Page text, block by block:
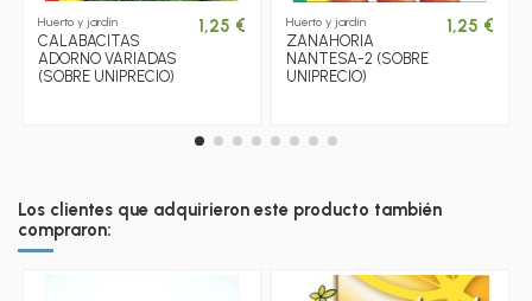
Huerto y jardín
CALABACITAS
ADORNO VARIADAS
(SOBRE UNIPRECIO)
1,25 € Huerto y jardín
ZANAHORIA
NANTESA-2 (SOBRE
UNIPRECIO)
1,25 €
Los clientes que adquirieron este producto también
compraron: